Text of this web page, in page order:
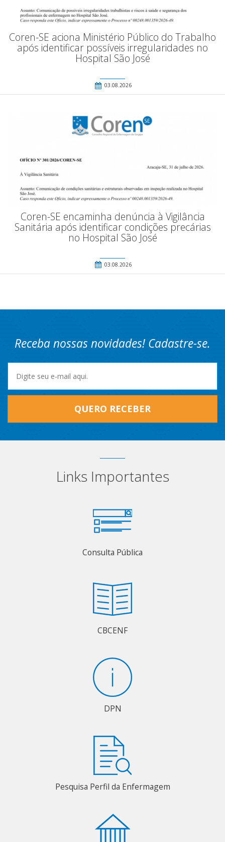
Coren-SE aciona Ministério Público do Trabalho
após identificar possíveis irregularidades no
Hospital São José
03.08.2026
Coren-SE encaminha denúncia à Vigilância
Sanitária após identificar condições precárias
no Hospital São José
03.08.2026
Receba nossas novidades! Cadastre-se.
QUERO RECEBER
Links Importantes
Consulta Pública
CBCENF
DPN
Pesquisa Perfil da Enfermagem